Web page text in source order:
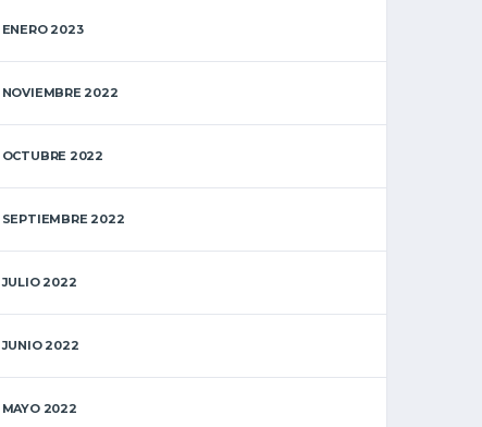
ENERO 2023
NOVIEMBRE 2022
OCTUBRE 2022
SEPTIEMBRE 2022
JULIO 2022
JUNIO 2022
MAYO 2022